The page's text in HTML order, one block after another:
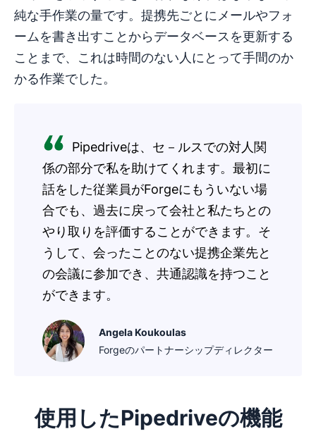
Pipedriveは、セ－ルスでの対人関
係の部分で私を助けてくれます。最初に
話をした従業員がForgeにもういない場
合でも、過去に戻って会社と私たちとの
やり取りを評価することができます。そ
うして、会ったことのない提携企業先と
の会議に参加でき、共通認識を持つこと
ができます。
Angela Koukoulas
Forgeのパートナーシップディレクター
純な手作業の量です。提携先ごとにメールやフォ
ームを書き出すことからデータベースを更新する
ことまで、これは時間のない人にとって手間のか
かる作業でした。
使用したPipedriveの機能